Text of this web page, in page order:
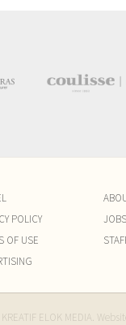
POLICY
OF USE
JOBS
ELOK MEDIA.